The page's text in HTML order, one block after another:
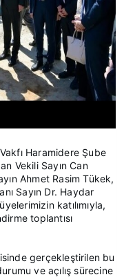
Haramidere Şube
Vekili Sayın Can
Ahmet Rasim Tükek,
Sayın Dr. Haydar
katılımıyla,
toplantısı
gerçekleştirilen bu
ve açılış sürecine